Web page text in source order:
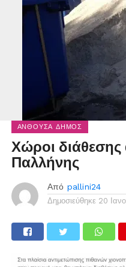
ΑΝΘΟΎΣΑ ΔΉΜΟΣ
Χώροι
Παλλήνης
Από pallini24
Δημοσιεύθηκε 20